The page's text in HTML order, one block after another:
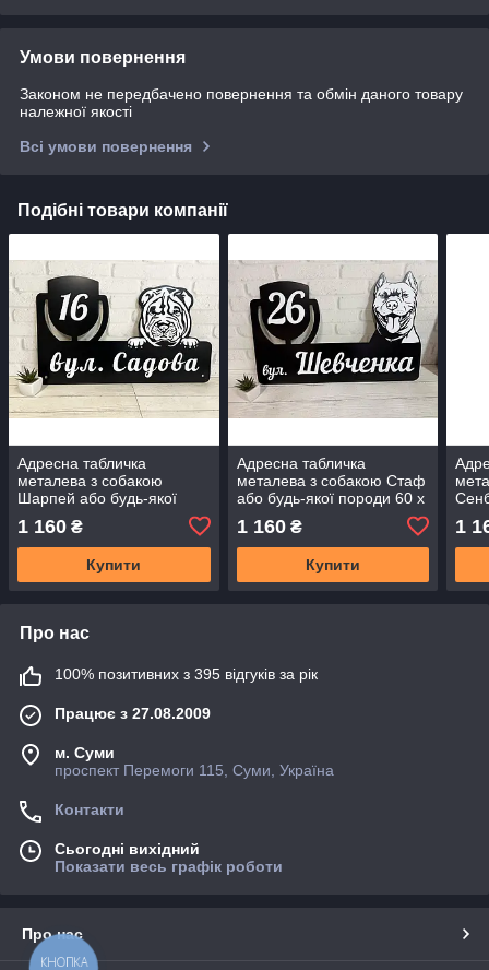
Умови повернення
Законом не передбачено повернення та обмін даного товару
належної якості
Всі умови повернення
Подібні товари компанії
Адресна табличка
металева з собакою
Шарпей або будь-якої
1 160 ₴
Купити
Адресна табличка
металева з собакою Стаф
або будь-якої породи 60 х
1 160₴
Купити
1
Про нас
100% позитивних з 395 відгуків за рік
Працює з 27.08.2009
м. Суми
проспект Перемоги 115, Суми, Україна
Контакти
Сьогодні вихідний
Показати весь графік роботи
Про нас
КНОПКА